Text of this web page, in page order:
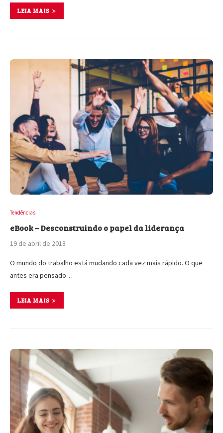
LEIA MAIS
Tendências
eBook – Desconstruindo o papel da liderança
19 de abril de 2018
O mundo do trabalho está mudando cada vez mais rápido. O que
antes era pensado…
LEIA MAIS